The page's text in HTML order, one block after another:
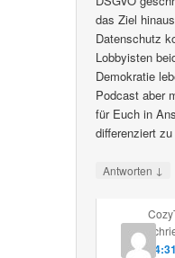
das Ziel
Datenschutz
Lobbyisten
Demokratie
Podcast aber
für Euch in
differenziert
Antworten ↓